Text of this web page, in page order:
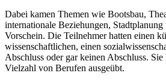
Dabei kamen Themen wie Bootsbau,
internationale Beziehungen,
Vorschein. Die Teilnehmer hatten einen
wissenschaftlichen, einen
Abschluss oder gar keinen Abschluss.
Vielzahl von Berufen ausgeübt.